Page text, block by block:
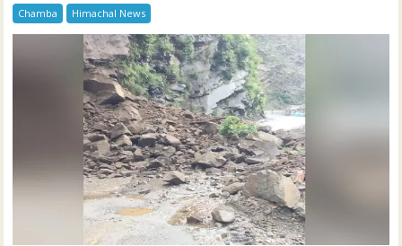
Chamba Himachal News